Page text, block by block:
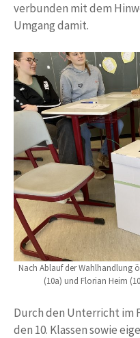
verbunden mit dem
Umgang damit.
Nach Ablauf der Wahlhandlung
(10a) und Florian Heim
Durch den Unterricht im
den 10. Klassen sowie